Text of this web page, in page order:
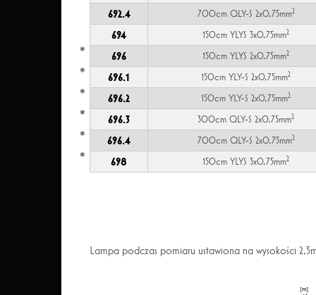
692.4 700cm QLY-S 2x0,75mm2
694 150cm YLYS 3x0,75mm2
696
* 150cm YLYS 2x0,75mm2
696.1
* 150cm YLY-S 2x0,75mm2
696.2
* 150cm YLY-S 2x0,75mm2
696.3
* 300cm QLY-S 2x0,75mm2
696.4
* 700cm QLY-S 2x0,75mm2
698
* 150cm YLYS 3x0,75mm2
Lampa podczas pomiaru ustawiona na wysokości